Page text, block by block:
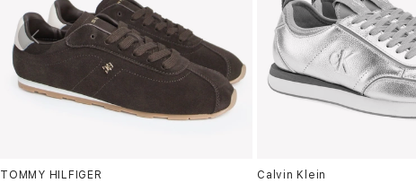
TOMMY HILFIGER
Calvin Klein